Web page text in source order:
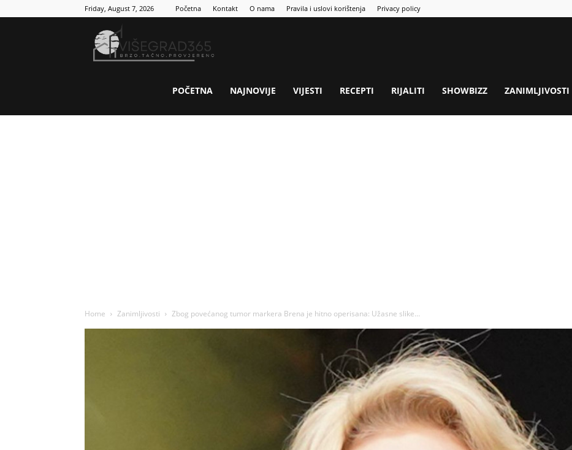
Friday, August 7, 2026 Početna Kontakt O nama Pravila i uslovi korištenja Privacy policy
365
POČETNA NAJNOVIJE VIJESTI RECEPTI RIJALITI SHOWBIZZ ZANIMLJIVOSTI
Home Zanimljivosti Zbog povećanog tumor markera Brena je hitno operisana: Užasne slike…